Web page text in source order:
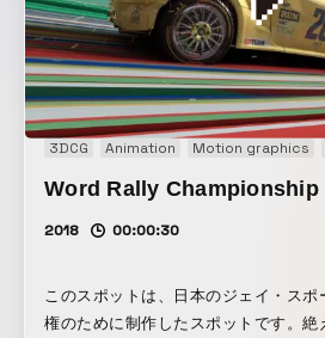
3DCG Animation Motion graphics
Word Rally Championship
2018 00:00:30
このスポットは、日本のジェイ・ス
権のために制作したスポットです。絶